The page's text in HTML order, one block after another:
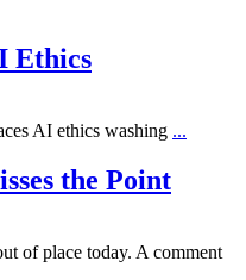
Ethics
AI ethics washing ...
the Point
of place today. A comment